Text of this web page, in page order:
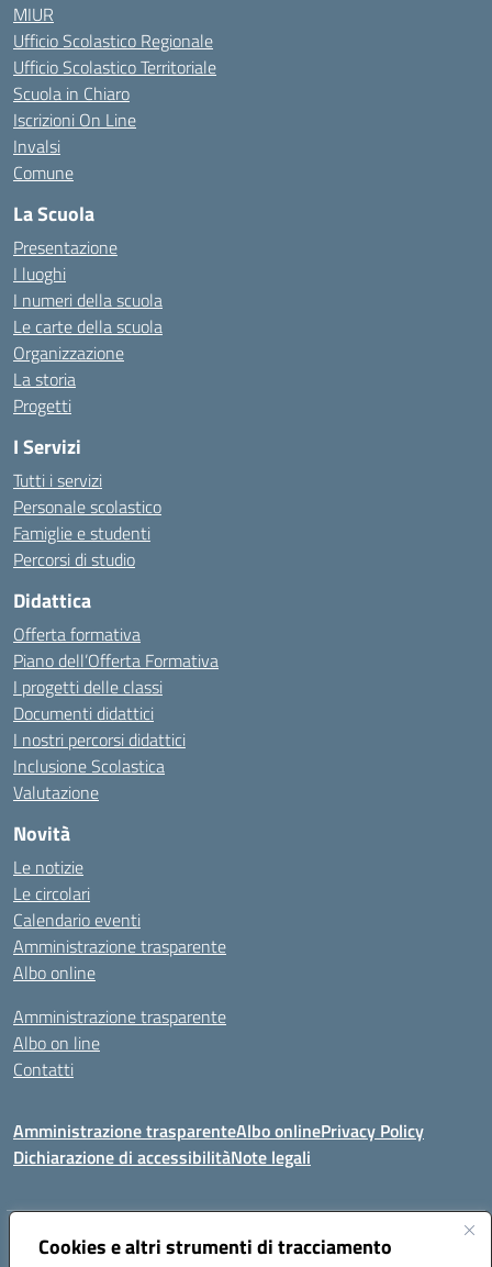
Cookies e altri strumenti di tracciamento
MIUR
Ufficio Scolastico Regionale
Ufficio Scolastico Territoriale
Scuola in Chiaro
Iscrizioni On Line
Invalsi
Comune
La Scuola
Presentazione
I luoghi
I numeri della scuola
Le carte della scuola
Organizzazione
La storia
Progetti
I Servizi
Tutti i servizi
Personale scolastico
Famiglie e studenti
Percorsi di studio
Didattica
Offerta formativa
Piano dell’Offerta Formativa
I progetti delle classi
Documenti didattici
I nostri percorsi didattici
Inclusione Scolastica
Valutazione
Novità
Le notizie
Le circolari
Calendario eventi
Amministrazione trasparente
Albo online
Amministrazione trasparente
Albo on line
Contatti
Amministrazione trasparenteAlbo onlinePrivacy Policy
Dichiarazione di accessibilitàNote legali
Indirizzo:Via Tirso, 07011 Bono (SS)